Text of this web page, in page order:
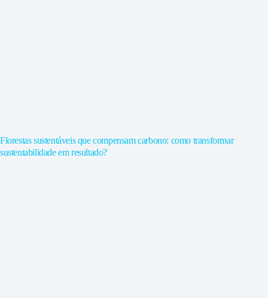
Florestas sustentáveis que compensam carbono: como transformar
sustentabilidade em resultado?